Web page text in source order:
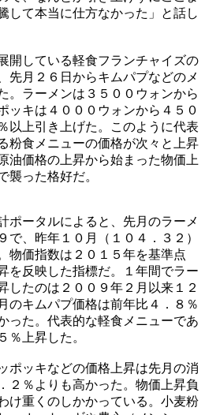
して本当に仕方なかった」と話し
開している軽食フランチャイズの
先月２６日からキムパプなどのメ
。ラーメンは３５００ウォンから
ッキは４０００ウォンから４５０
以上引き上げた。このように代表
粉食メニューの価格が次々と上昇
油価格の上昇から始まった物価上
襲った格好だ。
ポータルによると、先月のラーメ
で、昨年１０月（１０４．３２）
物価指数は２０１５年を基準点
を反映した指標だ。１年間でラー
したのは２００９年２月以来１２
のキムパプ価格は前年比４．８％
った。代表的な軽食メニューであ
％上昇した。
ポッキなどの価格上昇は先月の消
２％よりも高かった。物価上昇負
け重くのしかかっている。小麦粉